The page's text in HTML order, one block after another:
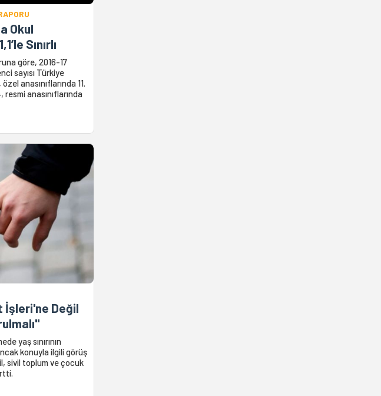
Okul
Sınırlı
göre, 2016-17
sayısı Türkiye
anasınıflarında 11.
resmi anasınıflarında
İşleri'ne Değil
yaş sınırının
konuyla ilgili görüş
sivil toplum ve çocuk